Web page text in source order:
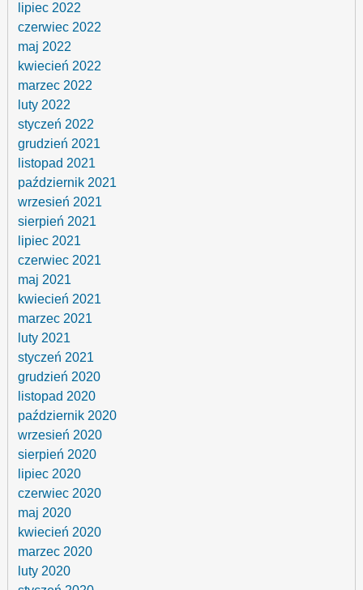
lipiec 2022
czerwiec 2022
maj 2022
kwiecień 2022
marzec 2022
luty 2022
styczeń 2022
grudzień 2021
listopad 2021
październik 2021
wrzesień 2021
sierpień 2021
lipiec 2021
czerwiec 2021
maj 2021
kwiecień 2021
marzec 2021
luty 2021
styczeń 2021
grudzień 2020
listopad 2020
październik 2020
wrzesień 2020
sierpień 2020
lipiec 2020
czerwiec 2020
maj 2020
kwiecień 2020
marzec 2020
luty 2020